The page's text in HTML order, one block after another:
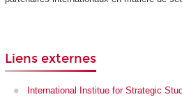
Liens externes
International Institue for Strategic